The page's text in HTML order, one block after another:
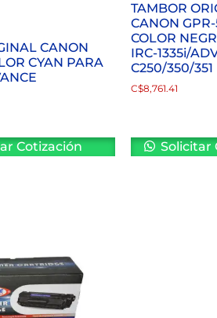
CANON
CYAN PARA
Cotización
TAMBOR
CANON GPR-
COLOR
IRC-1335i/
C250/350/351
C$8,761.41
Solicitar